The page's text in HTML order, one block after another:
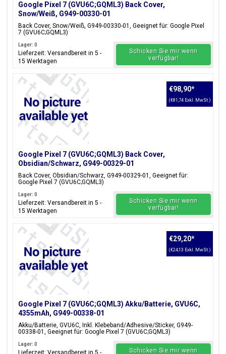
Google Pixel 7 (GVU6C;GQML3) Back Cover,
Snow/Weiß, G949-00330-01
Back Cover, Snow/Weiß, G949-00330-01, Geeignet für: Google Pixel
7 (GVU6C;GQML3)
Lager: 0
Lieferzeit: Versandbereit in 5 -
15 Werktagen
Schicken Sie mir wenn
verfügbar!
Google Pixel 7 (GVU6C;GQML3) Back Cover,
Obsidian/Schwarz, G949-00329-01
Back Cover, Obsidian/Schwarz, G949-00329-01, Geeignet für:
Google Pixel 7 (GVU6C;GQML3)
€98,90*
(€81,74 Exkl. MwSt.)
Lager: 0
Lieferzeit: Versandbereit in 5 -
15 Werktagen
Schicken Sie mir wenn
verfügbar!
Google Pixel 7 (GVU6C;GQML3) Akku/Batterie, GVU6C,
4355mAh, G949-00338-01
Akku/Batterie, GVU6C, Inkl. Klebeband/Adhesive/Sticker, G949-
00338-01, Geeignet für: Google Pixel 7 (GVU6C;GQML3)
€29,20*
(€24,13 Exkl. MwSt.)
Lager: 0
Lieferzeit: Versandbereit in 5 - Schicken Sie mir wenn